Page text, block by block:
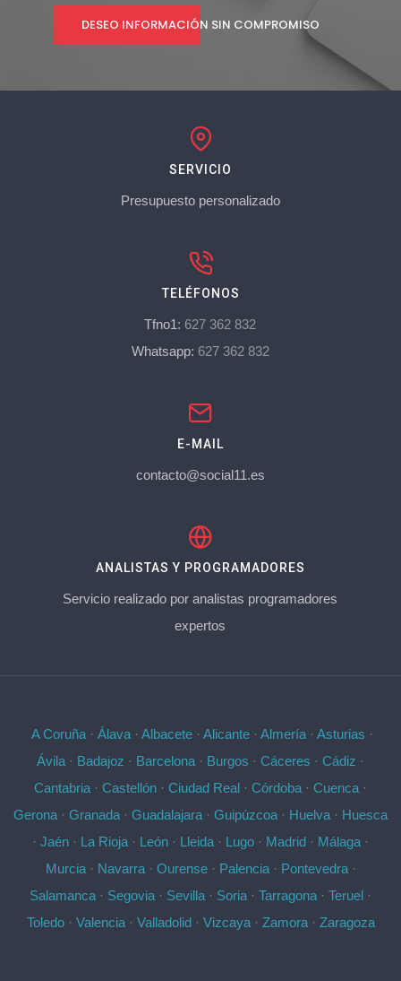
DESEO INFORMACIÓN SIN COMPROMISO
SERVICIO
Presupuesto personalizado
TELÉFONOS
Tfno1: 627 362 832
Whatsapp: 627 362 832
E-MAIL
contacto@social11.es
ANALISTAS Y PROGRAMADORES
Servicio realizado por analistas programadores
expertos
A Coruña· Álava· Albacete· Alicante· Almería· Asturias ·
Ávila · Badajoz · Barcelona · Burgos · Cáceres · Cádiz ·
Cantabria · Castellón · Ciudad Real · Córdoba · Cuenca ·
Gerona · Granada · Guadalajara · Guipúzcoa · Huelva · Huesca
· Jaén · La Rioja · León · Lleida · Lugo · Madrid · Málaga ·
Murcia· Navarra· Ourense· Palencia· Pontevedra·
Salamanca · Segovia · Sevilla · Soria · Tarragona · Teruel ·
Toledo· Valencia· Valladolid· Vizcaya· Zamora· Zaragoza